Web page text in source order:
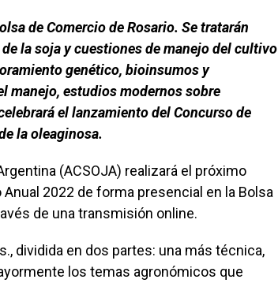
de Comercio de Rosario. Se tratarán
la soja y cuestiones de manejo del cultivo
genético, bioinsumos y
manejo, estudios modernos sobre
el lanzamiento del Concurso de
la oleaginosa.
(ACSOJA) realizará el próximo
2022 de forma presencial en la Bolsa
de una transmisión online.
dividida en dos partes: una más técnica,
los temas agronómicos que